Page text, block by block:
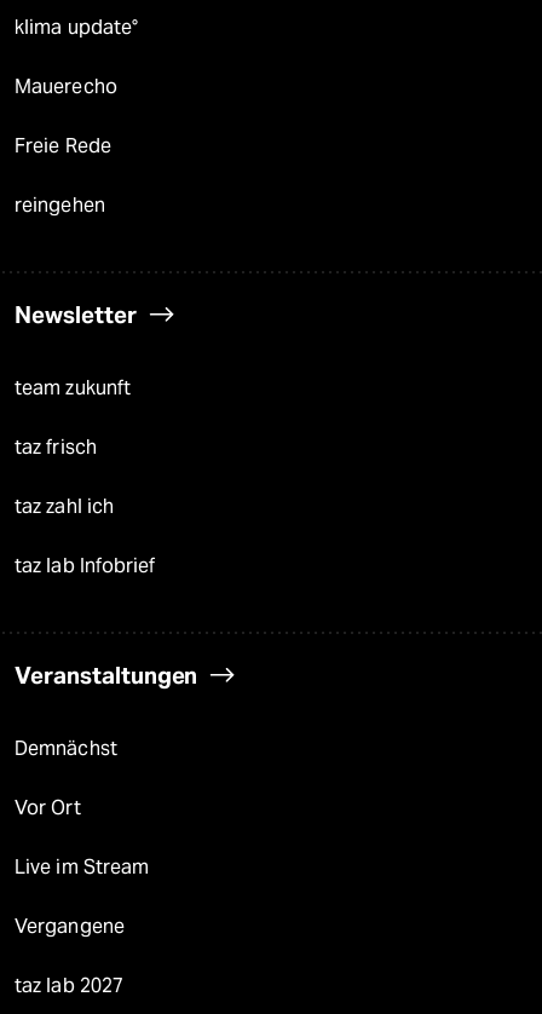
klima update°
Mauerecho
Freie Rede
reingehen
Newsletter
team zukunft
taz frisch
taz zahl ich
taz lab Infobrief
Veranstaltungen
Demnächst
Vor Ort
Live im Stream
Vergangene
taz lab 2027